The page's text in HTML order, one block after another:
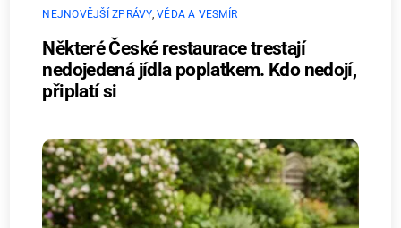
NEJNOVĚJŠÍ ZPRÁVY,VĚDA A VESMÍR
Některé České restaurace trestají
nedojedená jídla poplatkem. Kdo nedojí,
připlatí si